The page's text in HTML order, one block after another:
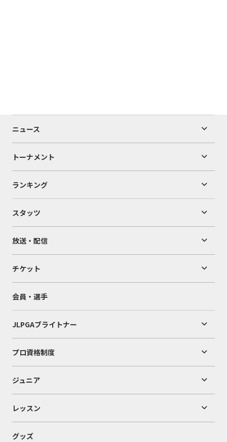
ニュース
トーナメント
ランキング
スタッツ
放送・配信
チケット
会員・選手
JLPGAブライトナー
プロ資格制度
ジュニア
レッスン
グッズ